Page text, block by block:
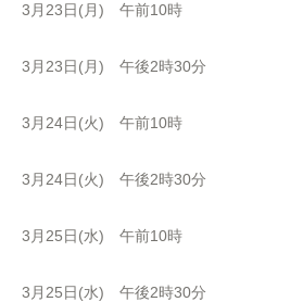
3月23日(月) 午前10時
3月23日(月) 午後2時30分
3月24日(火) 午前10時
3月24日(火) 午後2時30分
3月25日(水) 午前10時
3月25日(水) 午後2時30分